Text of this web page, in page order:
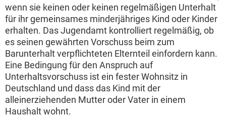
wenn sie keinen oder keinen regelmäßigen Unterhalt
für ihr gemeinsames minderjähriges Kind oder Kinder
erhalten. Das Jugendamt kontrolliert regelmäßig, ob
es seinen gewährten Vorschuss beim zum
Barunterhalt verpflichteten Elternteil einfordern kann.
Eine Bedingung für den Anspruch auf
Unterhaltsvorschuss ist ein fester Wohnsitz in
Deutschland und dass das Kind mit der
alleinerziehenden Mutter oder Vater in einem
Haushalt wohnt.